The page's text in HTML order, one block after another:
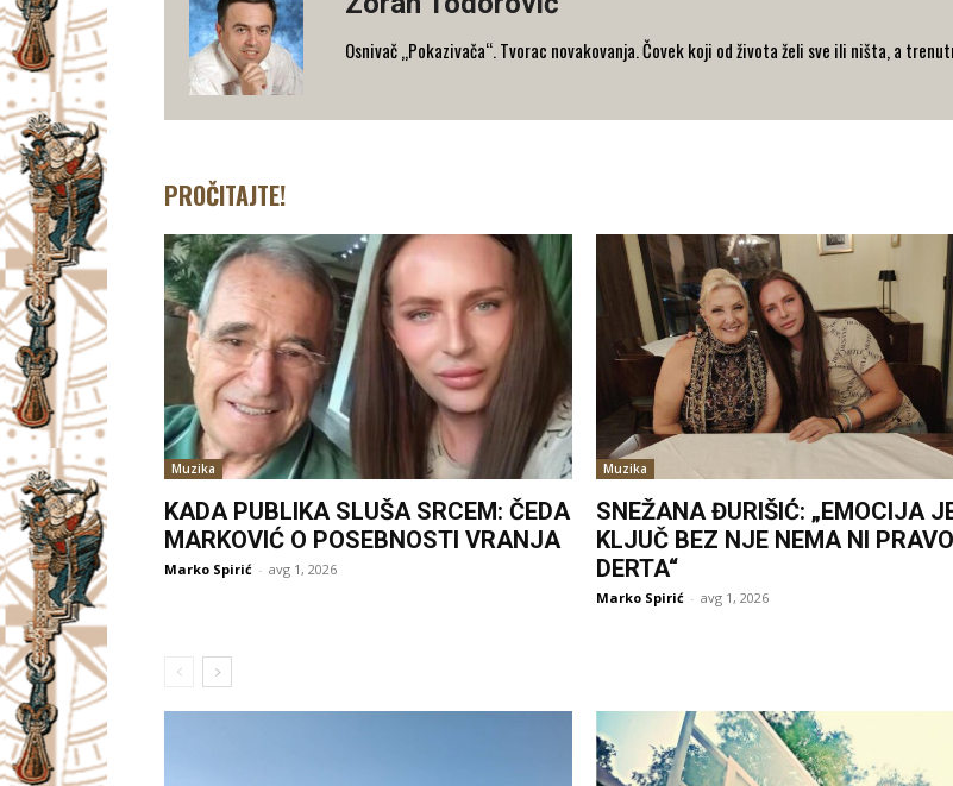
Osnivač „Pokazivača“. Tvorac novakovanja. Čovek koji od života želi sve ili ništa, a
PROČITAJTE!
Muzika
KADA PUBLIKA SLUŠA SRCEM: ČEDA
MARKOVIĆ O POSEBNOSTI VRANJA
Marko Spirić - avg 1, 2026
Muzika
SNEŽANA ĐURIŠIĆ: „EMOCIJA
KLJUČ BEZ NJE NEMA NI
DERTA“
Marko Spirić - avg 1, 2026